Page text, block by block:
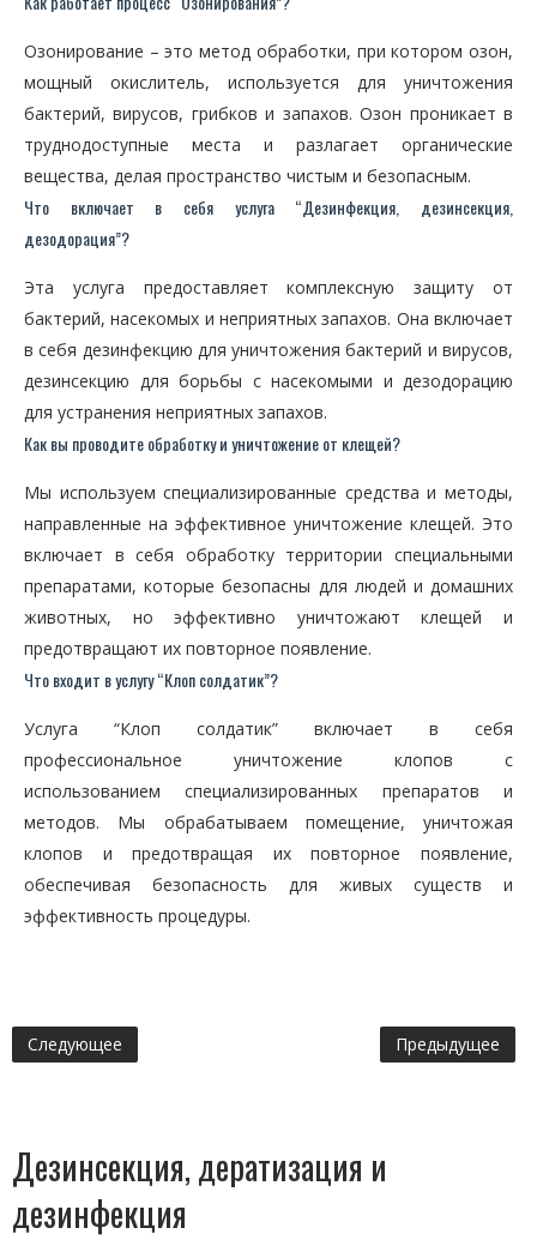
Озонирование – это метод обработки, при котором озон,
мощный окислитель, используется для уничтожения
бактерий, вирусов, грибков и запахов. Озон проникает в
труднодоступные места и разлагает органические
вещества, делая пространство чистым и безопасным.
Что включает в себя услуга “Дезинфекция, дезинсекция,
дезодорация”?
Эта услуга предоставляет комплексную защиту от
бактерий, насекомых и неприятных запахов. Она включает
в себя дезинфекцию для уничтожения бактерий и вирусов,
дезинсекцию для борьбы с насекомыми и дезодорацию
для устранения неприятных запахов.
Как вы проводите обработку и уничтожение от клещей?
Мы используем специализированные средства и методы,
направленные на эффективное уничтожение клещей. Это
включает в себя обработку территории специальными
препаратами, которые безопасны для людей и домашних
животных, но эффективно уничтожают клещей и
предотвращают их повторное появление.
Что входит в услугу “Клоп солдатик”?
Услуга “Клоп солдатик” включает в себя
профессиональное уничтожение клопов с
использованием специализированных препаратов и
методов. Мы обрабатываем помещение, уничтожая
клопов и предотвращая их повторное появление,
обеспечивая безопасность для живых существ и
эффективность процедуры.
Следующее Предыдущее
Дезинсекция, дератизация и
дезинфекция